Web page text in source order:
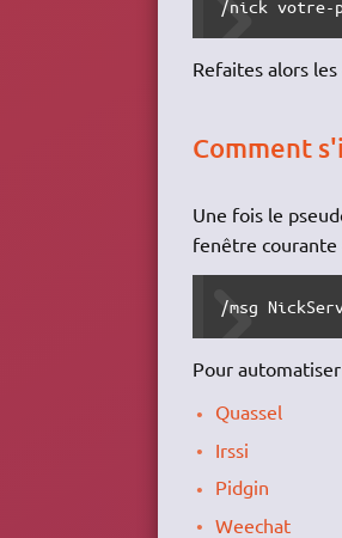
/nick votre-
Refaites alors
Comment
Une fois le
fenêtre
/msg
Pour
Quassel
Irssi
Pidgin
Weechat